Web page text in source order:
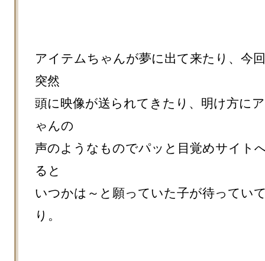
アイテムちゃんが夢に出て来たり、今
突然
頭に映像が送られてきたり、明け方に
ゃんの
声のようなものでパッと目覚めサイト
ると
いつかは～と願っていた子が待ってい
り。